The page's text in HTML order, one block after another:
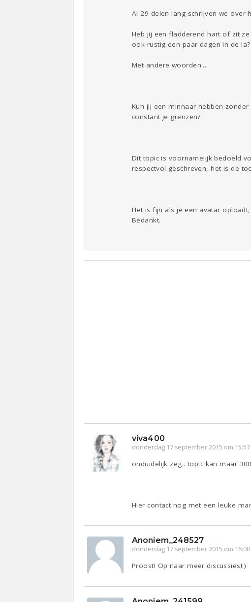
Al 29 delen lang schrijven we over
Heb jij een fladderend hart of zit
ook rustig een paar dagen in de la?
Met andere woorden...
Kun jij een minnaar hebben
constant je grenzen?
Dit topic is voornamelijk bedoeld
respectvol geschreven, het is de
Het is fijn als je een avatar
Bedankt.
viva400
donderdag 17 september 2015 om 15:57
onduidelijk zeg.. topic kan maar
Hier contact nog met een leuke
Anoniem_248527
donderdag 17 september 2015 om 16:00
Proost! Op naar meer discussies!:)